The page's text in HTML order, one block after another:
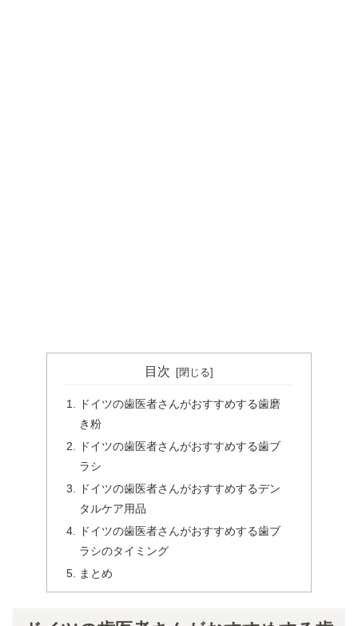
目次
ドイツの歯医者さんがおすすめする歯磨
き粉
ドイツの歯医者さんがおすすめする歯ブ
ラシ
ドイツの歯医者さんがおすすめするデン
タルケア用品
ドイツの歯医者さんがおすすめする歯ブ
ラシのタイミング
まとめ